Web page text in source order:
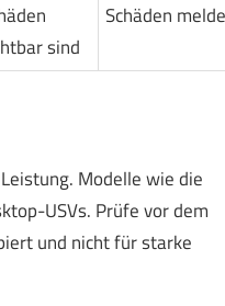
sind
Schäden
Modelle wie die
USVs. Prüfe vor dem
und nicht für starke